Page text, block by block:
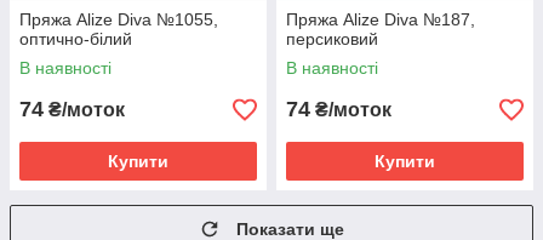
Пряжа Alize Diva №1055,
оптично-білий
В наявності
74 ₴/моток
Купити
Пряжа Alize Diva №187,
персиковий
В наявності
74 ₴/моток
Купити
Показати ще